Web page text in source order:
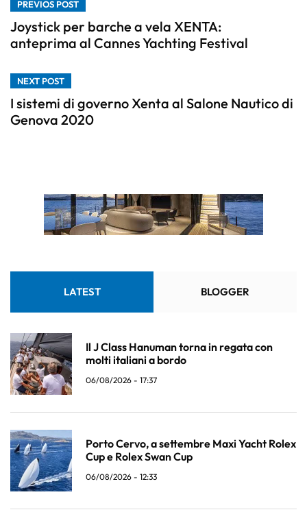
PREVIOS POST
Joystick per barche a vela XENTA:
anteprima al Cannes Yachting Festival
NEXT POST
I sistemi di governo Xenta al Salone Nautico di
Genova 2020
LATEST BLOGGER
Il J Class Hanuman torna in regata con
molti italiani a bordo
06/08/2026 - 17:37
Porto Cervo, a settembre Maxi Yacht Rolex
Cup e Rolex Swan Cup
06/08/2026 - 12:33